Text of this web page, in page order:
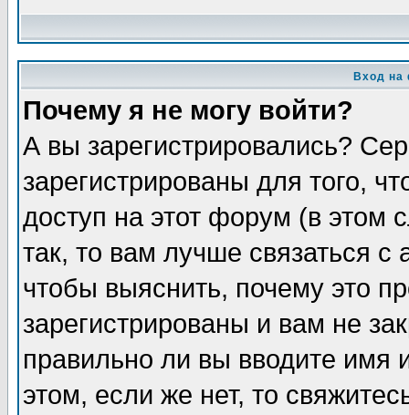
Вход на
Почему я не могу войти?
А вы зарегистрировались?
зарегистрированы для того,
доступ на этот форум (в этом
так, то вам лучше связаться
чтобы выяснить, почему это
зарегистрированы и вам не
правильно ли вы вводите
этом, если же нет, то